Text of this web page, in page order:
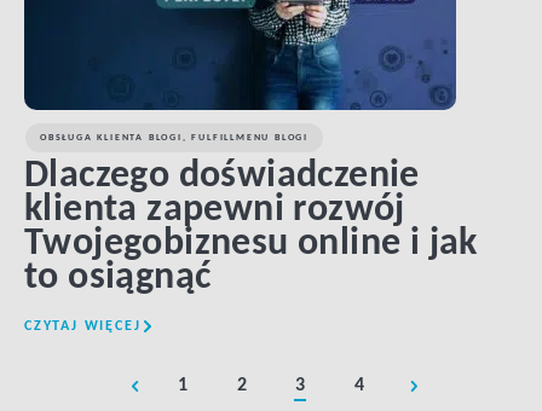
OBSŁUGA KLIENTA BLOGI ,FULFILLMENU BLOGI
Dlaczego doświadczenie
klienta zapewni rozwój
Twojegobiznesu online i jak
to osiągnąć
CZYTAJ WIĘCEJ
1 2 3 4